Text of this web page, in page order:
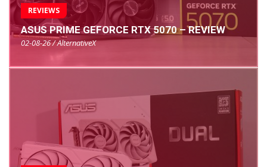
REVIEWS
ASUS PRIME GEFORCE RTX 5070 – REVIEW
02-08-26 / AlternativeX